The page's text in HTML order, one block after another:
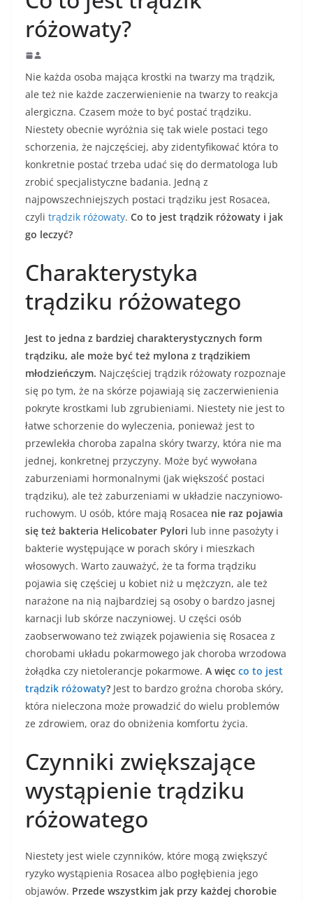
różowaty?
Nie każda osoba mająca krostki na twarzy ma trądzik,
ale też nie każde zaczerwienienie na twarzy to reakcja
alergiczna. Czasem może to być postać trądziku.
Niestety obecnie wyróżnia się tak wiele postaci tego
schorzenia, że najczęściej, aby zidentyfikować która to
konkretnie postać trzeba udać się do dermatologa lub
zrobić specjalistyczne badania. Jedną z
najpowszechniejszych postaci trądziku jest Rosacea,
czyli trądzik różowaty. Co to jest trądzik różowaty i jak
go leczyć?
Charakterystyka
trądziku różowatego
Jest to jedna z bardziej charakterystycznych form
trądziku, ale może być też mylona z trądzikiem
młodzieńczym. Najczęściej trądzik różowaty rozpoznaje
się po tym, że na skórze pojawiają się zaczerwienienia
pokryte krostkami lub zgrubieniami. Niestety nie jest to
łatwe schorzenie do wyleczenia, ponieważ jest to
przewlekła choroba zapalna skóry twarzy, która nie ma
jednej, konkretnej przyczyny. Może być wywołana
zaburzeniami hormonalnymi (jak większość postaci
trądziku), ale też zaburzeniami w układzie naczyniowo-
ruchowym. U osób, które mają Rosacea nie raz pojawia
się też bakteria Helicobater Pylori lub inne pasożyty i
bakterie występujące w porach skóry i mieszkach
włosowych. Warto zauważyć, że ta forma trądziku
pojawia się częściej u kobiet niż u mężczyzn, ale też
narażone na nią najbardziej są osoby o bardzo jasnej
karnacji lub skórze naczyniowej. U części osób
zaobserwowano też związek pojawienia się Rosacea z
chorobami układu pokarmowego jak choroba wrzodowa
żołądka czy nietolerancje pokarmowe. A więc co to jest
trądzik różowaty? Jest to bardzo groźna choroba skóry,
która nieleczona może prowadzić do wielu problemów
ze zdrowiem, oraz do obniżenia komfortu życia.
Czynniki zwiększające
wystąpienie trądziku
różowatego
Niestety jest wiele czynników, które mogą zwiększyć
ryzyko wystąpienia Rosacea albo pogłębienia jego
objawów. Przede wszystkim jak przy każdej chorobie